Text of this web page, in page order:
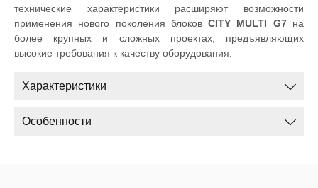
технические характеристики расширяют возможности
применения нового поколения блоковCITY MULTI G7 на
более крупных и сложных проектах, предъявляющих
высокие требования к качеству оборудования.
Характеристики
Особенности